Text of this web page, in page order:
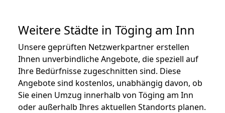
Weitere Städte in Töging am Inn
Unsere geprüften Netzwerkpartner erstellen
Ihnen unverbindliche Angebote, die speziell auf
Ihre Bedürfnisse zugeschnitten sind. Diese
Angebote sind kostenlos, unabhängig davon, ob
Sie einen Umzug innerhalb von Töging am Inn
oder außerhalb Ihres aktuellen Standorts planen.